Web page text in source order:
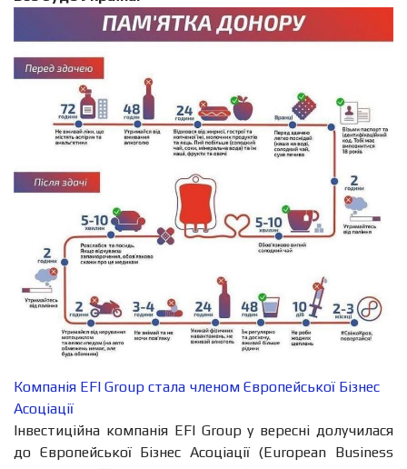
Компанія EFI Group стала членом Європейської Бізнес
Асоціації
Інвестиційна компанія EFI Group у вересні долучилася
до Європейської Бізнес Асоціації (European Business